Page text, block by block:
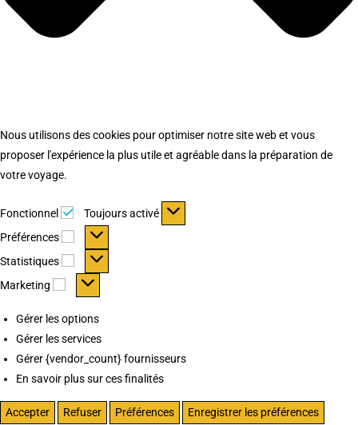
Nous utilisons des cookies pour optimiser notre site web et vous
proposer l'expérience la plus utile et agréable dans la préparation de
votre voyage.
Fonctionnel Fonctionnel
Toujours activé
Préférences
Préférences
Statistiques Statistiques
Marketing Marketing
Gérer les options
Gérer les services
Gérer {vendor_count} fournisseurs
En savoir plus sur ces finalités
Accepter Refuser Préférences
Enregistrer les préférences